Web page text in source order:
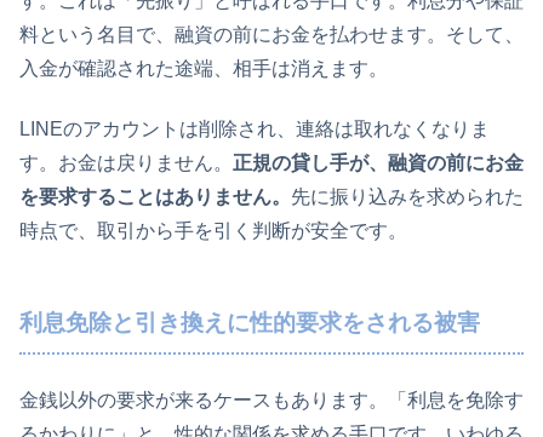
料という名目で、融資の前にお金を払わせます。そして、
入金が確認された途端、相手は消えます。
LINEのアカウントは削除され、連絡は取れなくなりま
す。お金は戻りません。 正規の貸し手が、融資の前にお金
を要求することはありません。 先に振り込みを求められた
時点で、取引から手を引く判断が安全です。
利息免除と引き換えに性的要求をされる被害
金銭以外の要求が来るケースもあります。「利息を免除す